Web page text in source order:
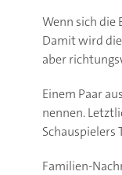
Wenn sich die
Damit wird
aber
Einem Paar
nennen.
Schauspielers
Familien-